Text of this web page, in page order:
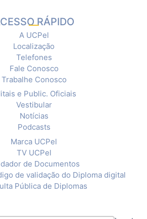
RÁPIDO
A UCPel
Localização
Telefones
Fale Conosco
Trabalhe Conosco
e Public. Oficiais
Vestibular
Notícias
Podcasts
Marca UCPel
TV UCPel
de Documentos
de validação do Diploma digital
Pública de Diplomas